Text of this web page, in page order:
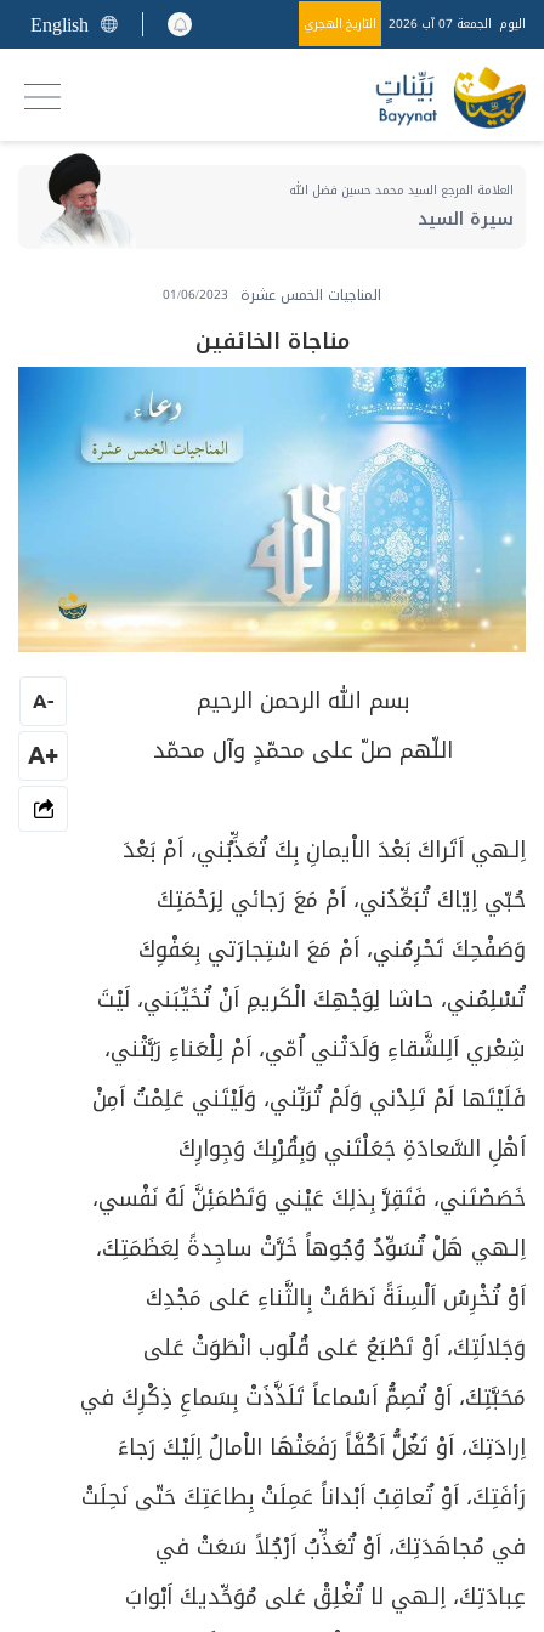
اليوم الجمعة 07 آب 2026 التاريخ الهجري English
العلامة المرجع السيد محمد حسين فضل الله
سيرة السيد
المناجيات الخمس عشرة 01/06/2023
مناجاة الخائفين
بسم الله الرحمن الرحيم
اللّهم صلّ على محمّدٍ وآل محمّد
اِلـهي اَتَراكَ بَعْدَ الاْيمانِ بِكَ تُعَذِّبُني، اَمْ بَعْدَ
حُبّي اِيّاكَ تُبَعِّدُني، اَمْ مَعَ رَجائي لِرَحْمَتِكَ
وَصَفْحِكَ تَحْرِمُني، اَمْ مَعَ اسْتِجارَتي بِعَفْوِكَ
تُسْلِمُني، حاشا لِوَجْهِكَ الْكَريمِ اَنْ تُخَيِّبَني، لَيْتَ
شِعْري اَلِلشَّقاءِ وَلَدَتْني اُمّي، اَمْ لِلْعَناءِ رَبَّتْني،
فَلَيْتَها لَمْ تَلِدْني وَلَمْ تُرَبِّني، وَلَيْتَني عَلِمْتُ اَمِنْ
اَهْلِ السَّعادَةِ جَعَلْتَني وَبِقُرْبِكَ وَجِوارِكَ
خَصَصْتَني، فَتَقِرَّ بِذلِكَ عَيْني وَتَطْمَئِنَّ لَهُ نَفْسي،
اِلـهي هَلْ تُسَوِّدُ وُجُوهاً خَرَّتْ ساجِدةً لِعَظَمَتِكَ،
اَوْ تُخْرِسُ اَلْسِنَةً نَطَقَتْ بِالثَّناءِ عَلى مَجْدِكَ
وَجَلالَتِكَ، اَوْ تَطْبَعُ عَلى قُلُوب انْطَوَتْ عَلى
مَحَبَّتِكَ، اَوْ تُصِمُّ اَسْماعاً تَلَذَّذَتْ بِسَماعِ ذِكْرِكَ في
اِرادَتِكَ، اَوْ تَغُلُّ اَكُفَّاً رَفَعَتْهَا الاْمالُ اِلَيْكَ رَجاءَ
رَأفَتِكَ، اَوْ تُعاقِبُ اَبْداناً عَمِلَتْ بِطاعَتِكَ حَتّى نَحِلَتْ
في مُجاهَدَتِكَ، اَوْ تُعَذِّبُ اَرْجُلاً سَعَتْ في
عِبادَتِكَ، اِلـهي لا تُغْلِقْ عَلى مُوَحِّديكَ اَبْوابَ
-
A
+A